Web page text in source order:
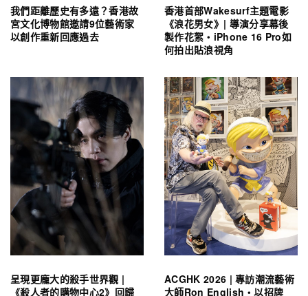
我們距離歷史有多遠？香港故
宮文化博物館邀請9位藝術家
以創作重新回應過去
香港首部Wakesurf主題電影
《浪花男女》| 導演分享幕後
製作花絮・iPhone 16 Pro如
何拍出貼浪視角
呈現更龐大的殺手世界觀 |
《殺人者的購物中心2》回歸
ACGHK 2026 | 專訪潮流藝術
大師Ron English・以招牌